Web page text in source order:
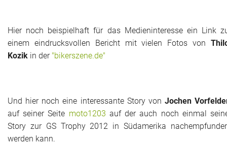
Hier noch beispielhaft für das Medieninteresse ein Link
einem eindrucksvollen Bericht mit vielen Fotos von
Kozik in der "bikerszene.de"
Und hier noch eine interessante Story von Jochen
auf seiner Seite moto1203 auf der auch noch einmal
Story zur GS Trophy 2012 in Südamerika
werden kann.